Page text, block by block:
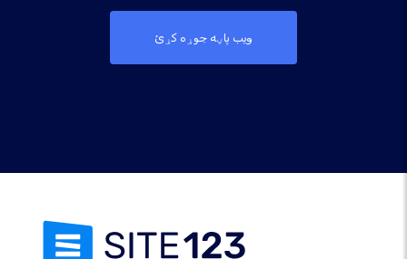
ویب پاڼه جوړه کړئ